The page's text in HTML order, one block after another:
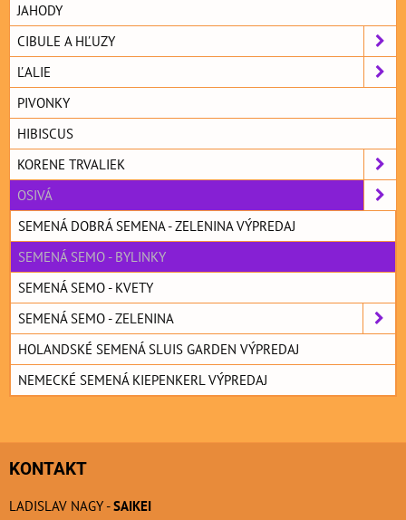
JAHODY
CIBULE A HĽUZY
ĽALIE
PIVONKY
HIBISCUS
KORENE TRVALIEK
OSIVÁ
SEMENÁ DOBRÁ SEMENA - ZELENINA VÝPREDAJ
SEMENÁ SEMO - BYLINKY
SEMENÁ SEMO - KVETY
SEMENÁ SEMO - ZELENINA
HOLANDSKÉ SEMENÁ SLUIS GARDEN VÝPREDAJ
NEMECKÉ SEMENÁ KIEPENKERL VÝPREDAJ
KONTAKT
LADISLAV NAGY -SAIKEI